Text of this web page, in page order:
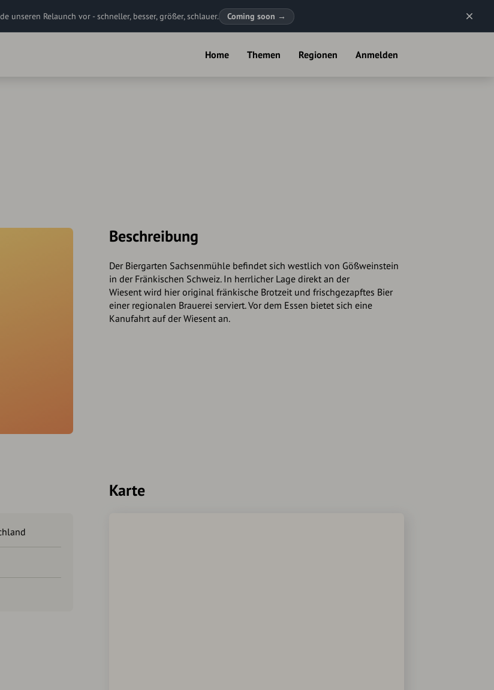
unseren Relaunch vor - schneller, besser, größer, schlauer. Coming soon →
Home Themen Regionen Anmelden
Beschreibung
Der Biergarten Sachsenmühle befindet sich westlich von Gößweinstein
in der Fränkischen Schweiz. In herrlicher Lage direkt an der
Wiesent wird hier original fränkische Brotzeit und frischgezapftes Bier
einer regionalen Brauerei serviert. Vor dem Essen bietet sich eine
Kanufahrt auf der Wiesent an.
Karte